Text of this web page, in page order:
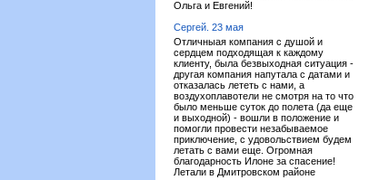
Ольга и Евгений!
Сергей. 23 мая
Отличныая компания с душой и
сердцем подходящая к каждому
клиенту, была безвыходная ситуация -
другая компания напутала с датами и
отказалась лететь с нами, а
воздухоплавотели не смотря на то что
было меньше суток до полета (да еще
и выходной) - вошли в положение и
помогли провести незабываемое
приключение, с удовольствием будем
летать с вами еще. Огромная
благодарность Илоне за спасение!
Летали в Дмитровском районе